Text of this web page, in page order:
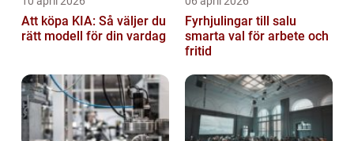
Att köpa KIA: Så väljer du
rätt modell för din vardag
Fyrhjulingar till salu
smarta val för arbete och
fritid